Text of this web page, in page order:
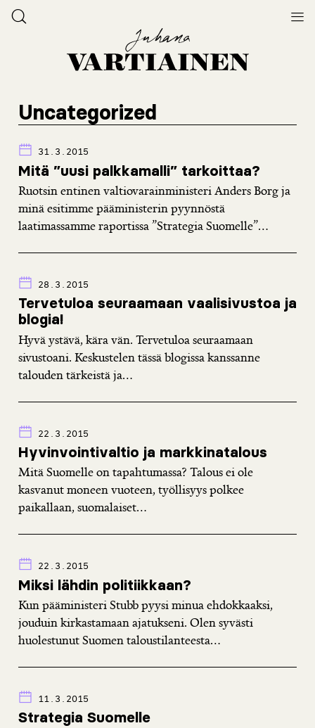
Uncategorized
31.3.2015
Mitä ”uusi palkkamalli” tarkoittaa?
Ruotsin entinen valtiovarainministeri Anders Borg ja
minä esitimme pääministerin pyynnöstä
laatimassamme raportissa ”Strategia Suomelle”...
28.3.2015
Tervetuloa seuraamaan vaalisivustoa ja
blogia!
Hyvä ystävä, kära vän. Tervetuloa seuraamaan
sivustoani. Keskustelen tässä blogissa kanssanne
talouden tärkeistä ja...
22.3.2015
Hyvinvointivaltio ja markkinatalous
Mitä Suomelle on tapahtumassa? Talous ei ole
kasvanut moneen vuoteen, työllisyys polkee
paikallaan, suomalaiset...
22.3.2015
Miksi lähdin politiikkaan?
Kun pääministeri Stubb pyysi minua ehdokkaaksi,
jouduin kirkastamaan ajatukseni. Olen syvästi
huolestunut Suomen taloustilanteesta...
11.3.2015
Strategia Suomelle